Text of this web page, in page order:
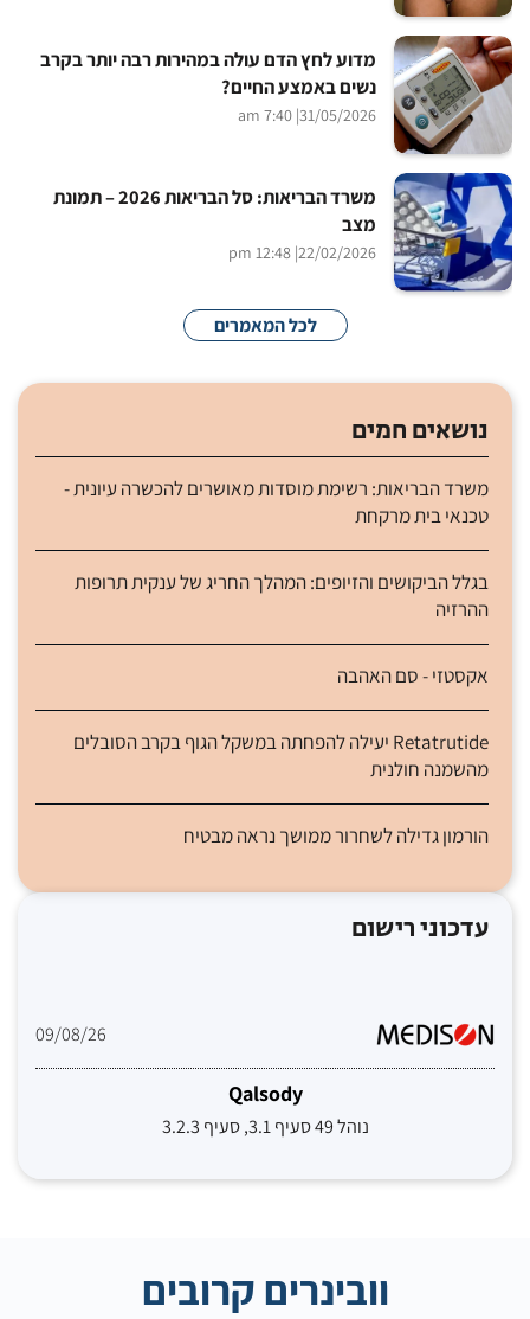
מדוע לחץ הדם עולה במהירות רבה יותר בקרב
נשים באמצע החיים?
31/05/2026
| 7:40 am
משרד הבריאות: סל הבריאות 2026 – תמונת
מצב
22/02/2026
| 12:48 pm
לכל המאמרים
נושאים חמים
משרד הבריאות: רשימת מוסדות מאושרים להכשרה עיונית -
טכנאי בית מרקחת
בגלל הביקושים והזיופים: המהלך החריג של ענקית תרופות
ההרזיה
אקסטזי - סם האהבה
Retatrutide יעילה להפחתה במשקל הגוף בקרב הסובלים
מהשמנה חולנית
הורמון גדילה לשחרור ממושך נראה מבטיח
עדכוני רישום
09/08/26
Qalsody
נוהל 49 סעיף 3.1, סעיף 3.2.3
וובינרים קרובים